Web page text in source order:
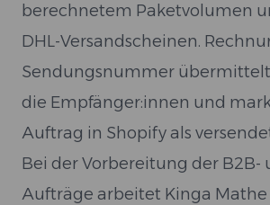
berechnetem Paketvolumen
DHL-Versandscheinen.
Sendungsnummer
die Empfänger:innen und
Auftrag in Shopify als
Bei der Vorbereitung der B2B-
Aufträge arbeitet Kinga